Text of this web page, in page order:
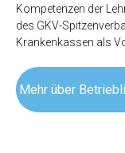
Kompetenzen der
des GKV-
Krankenkassen als
Mehr über